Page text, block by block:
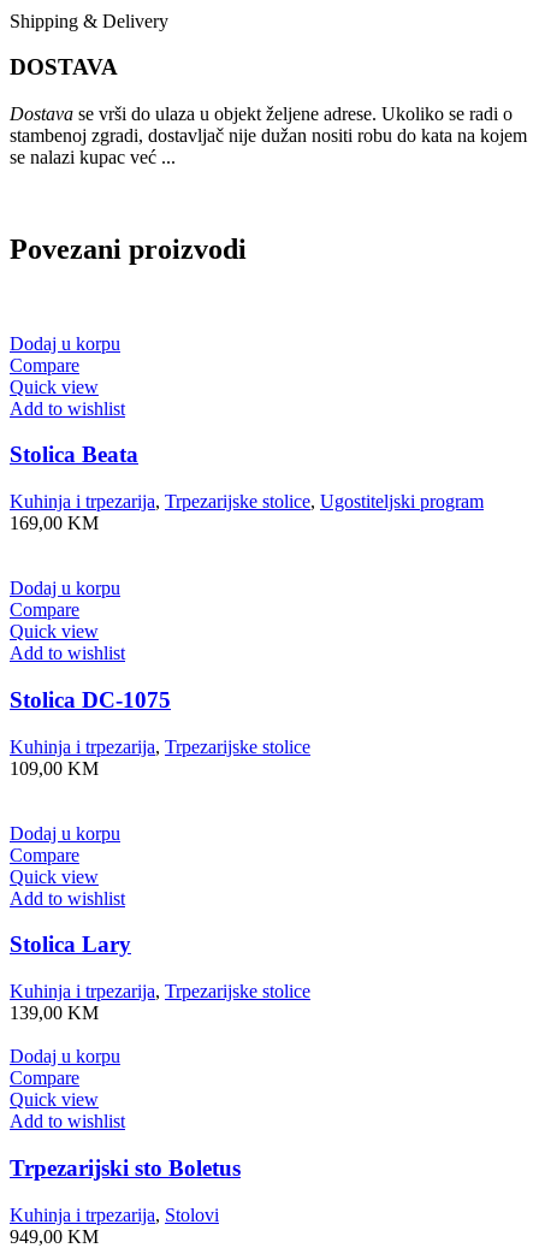
Shipping & Delivery
DOSTAVA
Dostava se vrši do ulaza u objekt željene adrese. Ukoliko se radi o
stambenoj zgradi, dostavljač nije dužan nositi robu do kata na kojem
se nalazi kupac već ...
Povezani proizvodi
Dodaj u korpu
Compare
Quick view
Add to wishlist
Stolica Beata
Kuhinja i trpezarija, Trpezarijske stolice, Ugostiteljski program
169,00 KM
Dodaj u korpu
Compare
Quick view
Add to wishlist
Stolica DC-1075
Kuhinja i trpezarija, Trpezarijske stolice
109,00 KM
Dodaj u korpu
Compare
Quick view
Add to wishlist
Stolica Lary
Kuhinja i trpezarija, Trpezarijske stolice
139,00 KM
Dodaj u korpu
Compare
Quick view
Add to wishlist
Trpezarijski sto Boletus
Kuhinja i trpezarija, Stolovi
949,00 KM